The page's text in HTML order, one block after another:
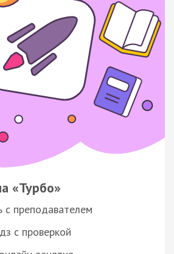
«Турбо»
с преподавателем
с проверкой